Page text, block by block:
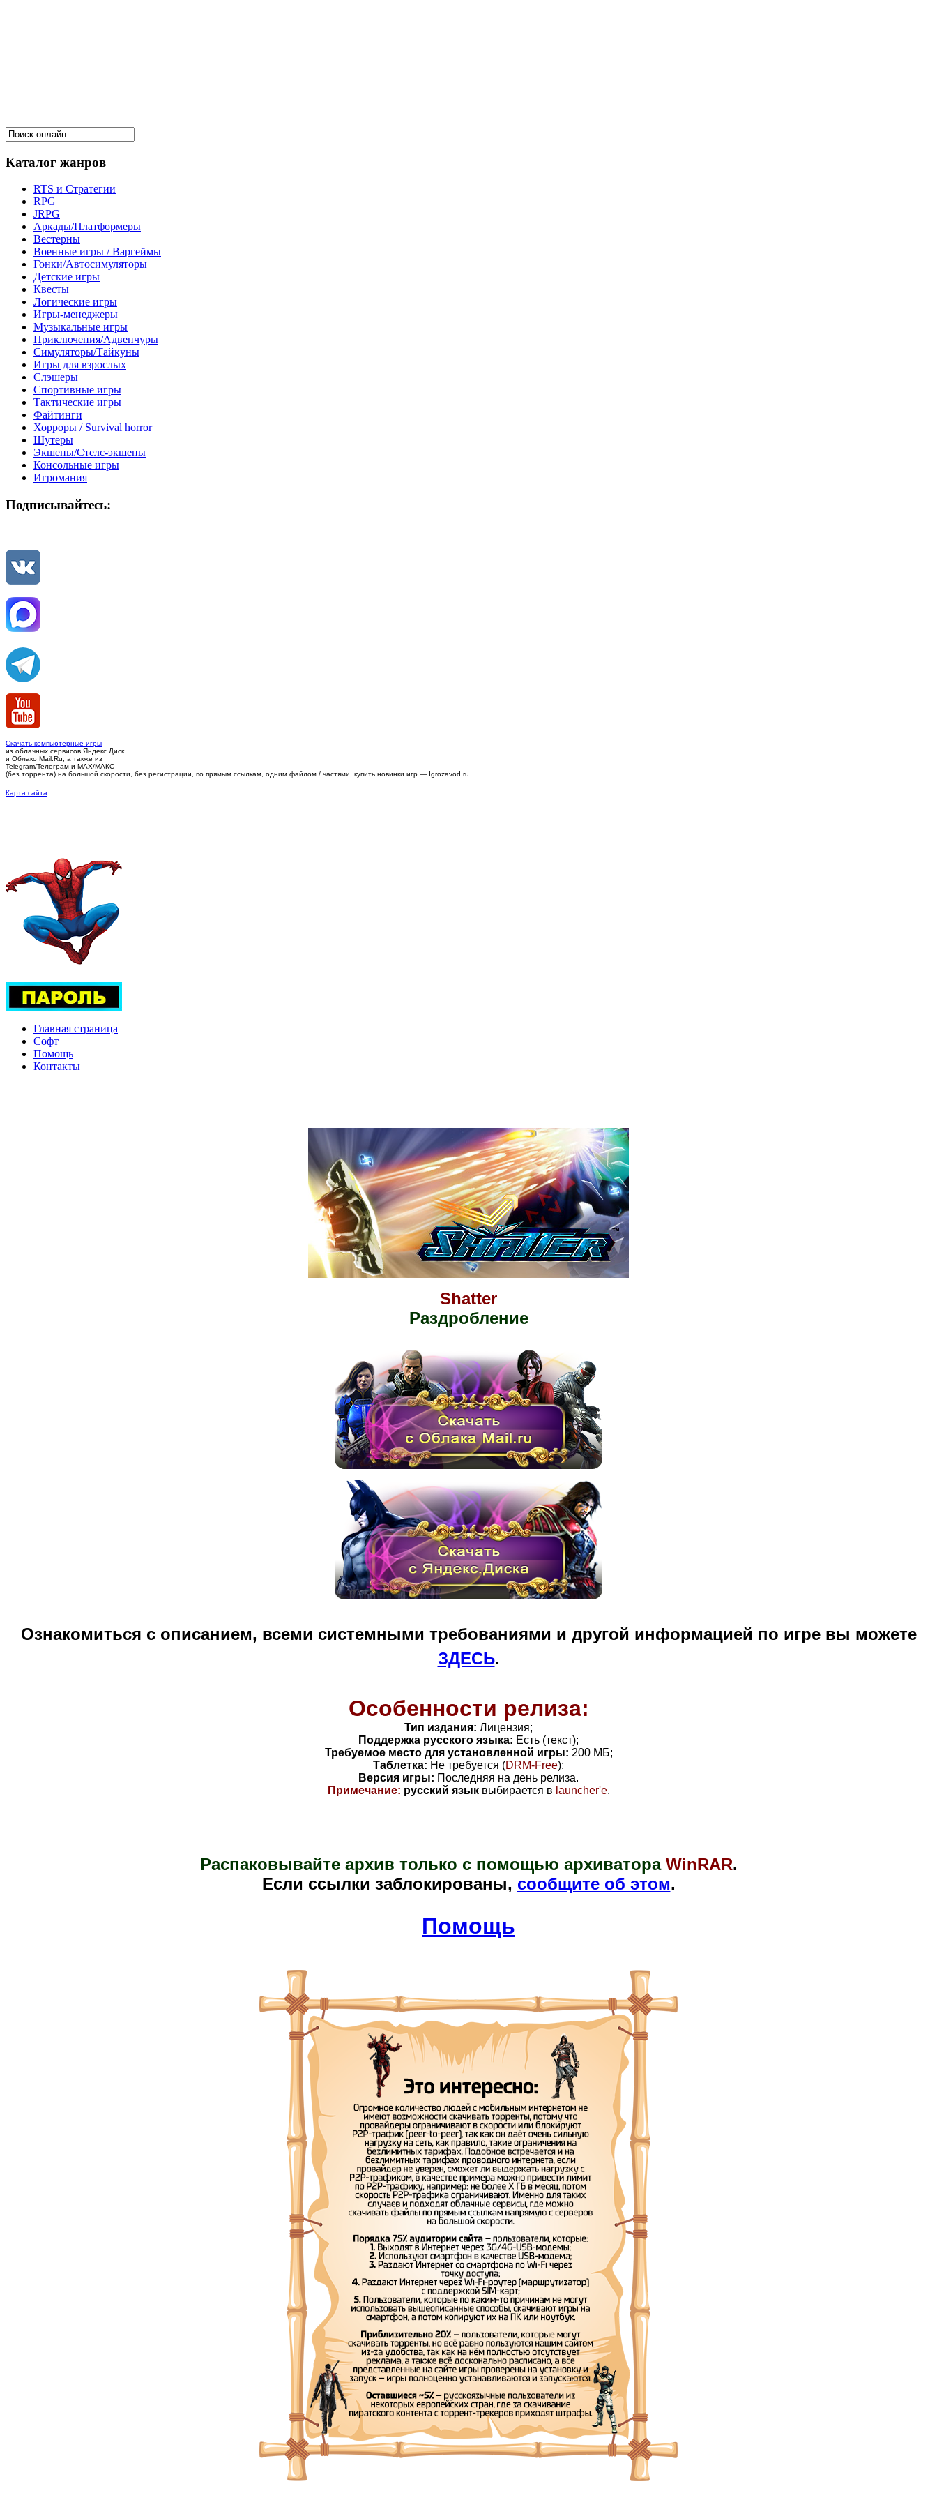
Каталог жанров
RTS и Стратегии
RPG
JRPG
Аркады/Платформеры
Вестерны
Военные игры / Варгеймы
Гонки/Автосимуляторы
Детские игры
Квесты
Логические игры
Игры-менеджеры
Музыкальные игры
Приключения/Адвенчуры
Симуляторы/Тайкуны
Игры для взрослых
Слэшеры
Спортивные игры
Тактические игры
Файтинги
Хорроры / Survival horror
Шутеры
Экшены/Стелс-экшены
Консольные игры
Игромания
Подписывайтесь:
Скачать компьютерные игры
из облачных сервисов Яндекс.Диск
и Облако Mail.Ru, а также из
Telegram/Телеграм и MAX/МАКС
(без торрента) на большой скорости, без регистрации, по прямым ссылкам, одним файлом / частями, купить новинки игр — Igrozavod.ru
Карта сайта
Главная страница
Софт
Помощь
Контакты
Shatter
Раздробление
Ознакомиться с описанием, всеми системными требованиями и другой информацией по игре вы можете
ЗДЕСЬ.
Особенности релиза:
Тип издания: Лицензия;
Поддержка русского языка: Есть (текст);
Требуемое место для установленной игры: 200 МБ;
Таблетка: Не требуется (DRM-Free);
Версия игры: Последняя на день релиза.
Примечание: русский языквыбирается в launcher'е.
Распаковывайте архив только с помощью архиватора WinRAR.
Если ссылки заблокированы, сообщите об этом.
Помощь